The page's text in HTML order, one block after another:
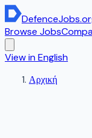
DefenceJobs
Browse Jobs
View in English
Αρχική